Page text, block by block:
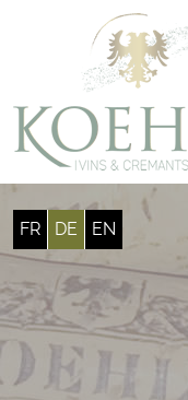
FR DE EN
Cookie-Einstellungen